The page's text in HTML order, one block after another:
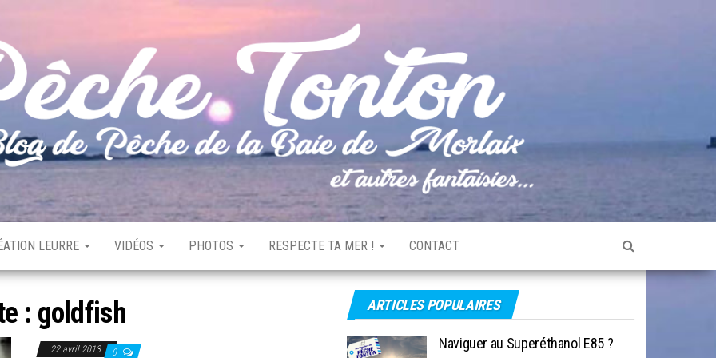
LEURRE VIDÉOS PHOTOS RESPECTE TA MER ! CONTACT
: goldfish
22 avril 2013 0
ARTICLES POPULAIRES
Naviguer au Superéthanol E85 ?